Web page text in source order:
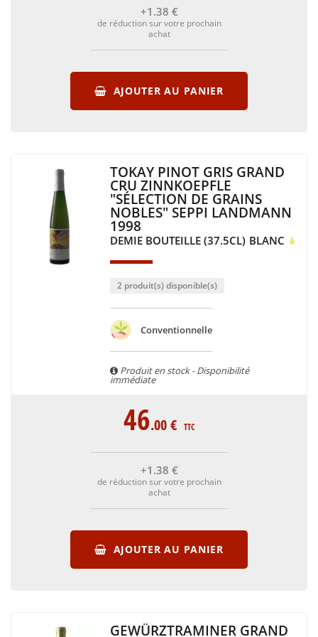
fruits de mer et poissons, ou bien encore pour l’apéritif.
+1 .38 €
de réduction sur votre prochain
achat
AJOUTER AU PANIER
TOKAY PINOT GRIS GRAND
CRU ZINNKOEPFLE
"SÉLECTION DE GRAINS
NOBLES" SEPPI LANDMANN
1998
DEMIE BOUTEILLE (37.5CL) BLANC
2 produit(s) disponible(s)
Conventionnelle
Produit en stock - Disponibilité
immédiate
46.00€ TTC
+1 .38 €
de réduction sur votre prochain
achat
AJOUTER AU PANIER
GEWÜRZTRAMINER GRAND